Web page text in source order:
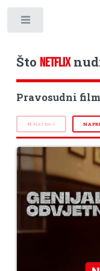
Što NETFLIX
Pravosudni
NATRAG